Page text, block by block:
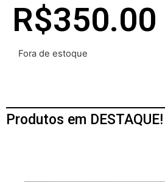
R$350.00
Fora de estoque
Produtos em DESTAQUE!